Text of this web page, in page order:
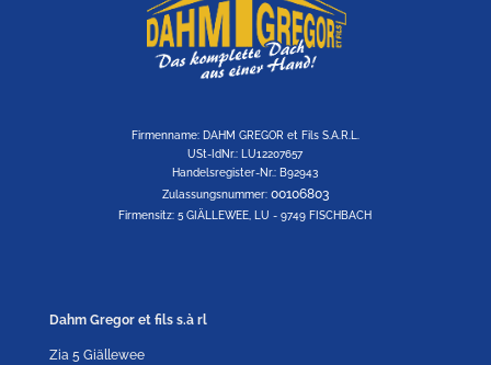
Firmenname: DAHM GREGOR et Fils S.A.R.L.
USt-IdNr.: LU12207657
Handelsregister-Nr.: B92943
Zulassungsnummer: 00106803
Firmensitz: 5 GIÄLLEWEE, LU - 9749 FISCHBACH
Dahm Gregor et fils s.à rl
Zia 5 Giällewee